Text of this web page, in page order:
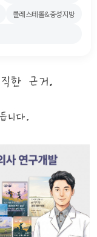
콜레스테롤&중성지방